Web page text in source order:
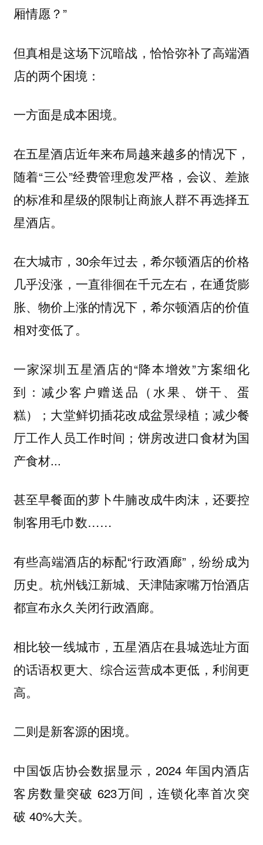
厢情愿？”
但真相是这场下沉暗战，恰恰弥补了高端酒
店的两个困境：
一方面是成本困境。
在五星酒店近年来布局越来越多的情况下，
随着“三公”经费管理愈发严格，会议、差旅
的标准和星级的限制让商旅人群不再选择五
星酒店。
在大城市，30余年过去，希尔顿酒店的价格
几乎没涨，一直徘徊在千元左右，在通货膨
胀、物价上涨的情况下，希尔顿酒店的价值
相对变低了。
一家深圳五星酒店的“降本增效”方案细化
到：减少客户赠送品（水果、饼干、蛋
糕）；大堂鲜切插花改成盆景绿植；减少餐
厅工作人员工作时间；饼房改进口食材为国
产食材...
甚至早餐面的萝卜牛腩改成牛肉沫，还要控
制客用毛巾数……
有些高端酒店的标配“行政酒廊”，纷纷成为
历史。杭州钱江新城、天津陆家嘴万怡酒店
都宣布永久关闭行政酒廊。
相比较一线城市，五星酒店在县城选址方面
的话语权更大、综合运营成本更低，利润更
高。
二则是新客源的困境。
中国饭店协会数据显示，2024 年国内酒店
客房数量突破 623万间，连锁化率首次突
破 40%大关。